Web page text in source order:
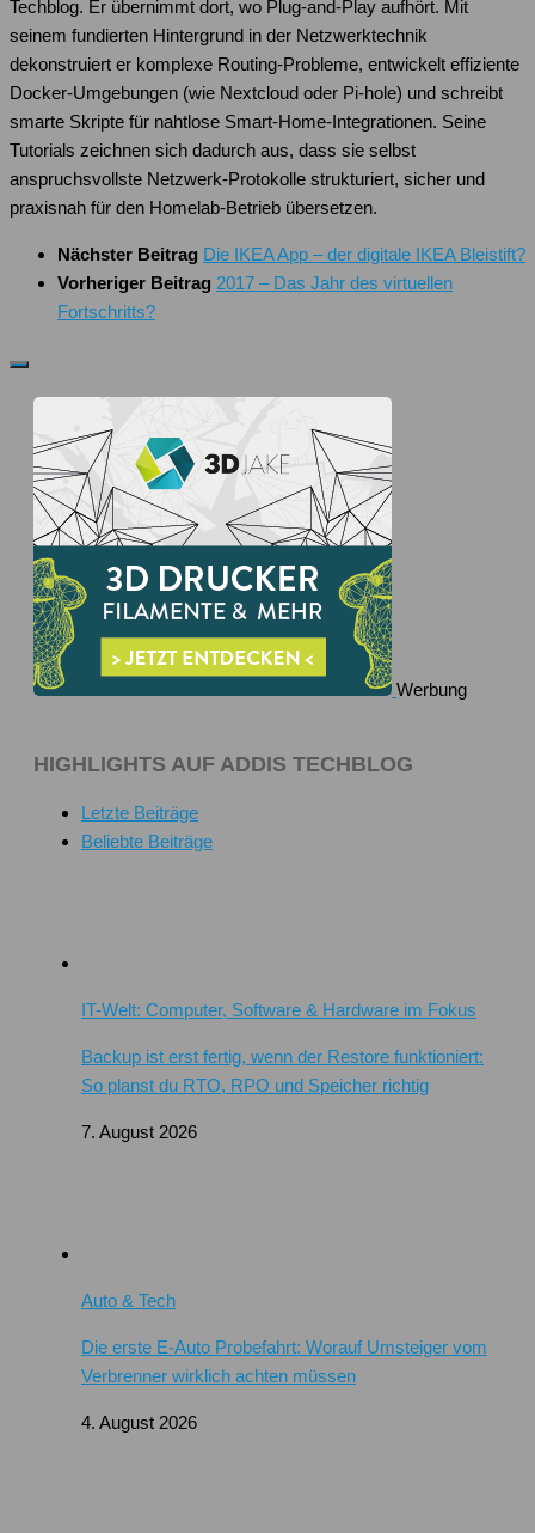
Techblog. Er übernimmt dort, wo Plug-and-Play aufhört. Mit
seinem fundierten Hintergrund in der Netzwerktechnik
dekonstruiert er komplexe Routing-Probleme, entwickelt effiziente
Docker-Umgebungen (wie Nextcloud oder Pi-hole) und schreibt
smarte Skripte für nahtlose Smart-Home-Integrationen. Seine
Tutorials zeichnen sich dadurch aus, dass sie selbst
anspruchsvollste Netzwerk-Protokolle strukturiert, sicher und
praxisnah für den Homelab-Betrieb übersetzen.
Nächster Beitrag Die IKEA App – der digitale IKEA Bleistift?
Vorheriger Beitrag 2017 – Das Jahr des virtuellen
Fortschritts?
Werbung
HIGHLIGHTS AUF ADDIS TECHBLOG
Letzte Beiträge
Beliebte Beiträge
IT-Welt: Computer, Software & Hardware im Fokus
Backup ist erst fertig, wenn der Restore funktioniert:
So planst du RTO, RPO und Speicher richtig
7. August 2026
Auto & Tech
Die erste E-Auto Probefahrt: Worauf Umsteiger vom
Verbrenner wirklich achten müssen
4. August 2026